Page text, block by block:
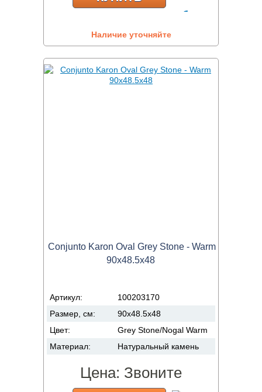
Наличие уточняйте
Conjunto Karon Oval Grey Stone - Warm
90x48.5x48
Артикул:
100203170
Размер, см:
90x48.5x48
Цвет:
Grey Stone/Nogal Warm
Материал:
Натуральный камень
Цена: Звоните